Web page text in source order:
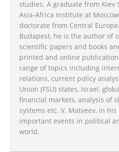
studies. A graduate from Kiev
Asia-Africa Institute at
doctorate from Central
Budapest, he is the author of
scientific papers and books
printed and online
range of topics including
relations, current policy
Union (FSU) states, Israel,
financial markets, analysis of
systems etc. V. Matveev, in
important events in political
world.